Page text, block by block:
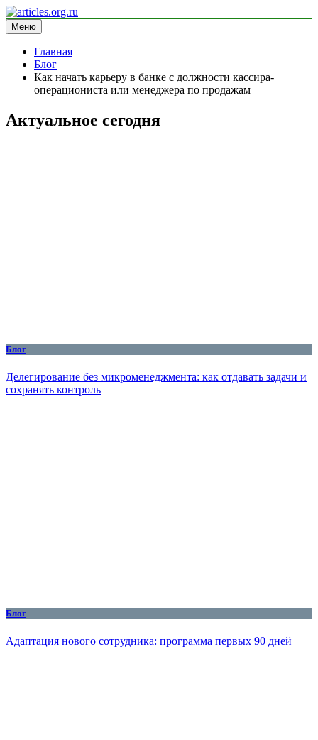
Перейти
к
содержимому
articles.org.ru
информационный сайт
Меню
Главная
Блог
Как начать карьеру в банке с должности кассира-
операциониста или менеджера по продажам
Актуальное сегодня
Блог
Делегирование без микроменеджмента: как отдавать задачи и
сохранять контроль
Блог
Адаптация нового сотрудника: программа первых 90 дней